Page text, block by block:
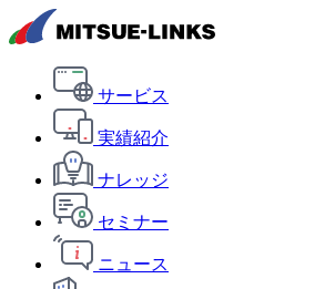
サービス
実績紹介
ナレッジ
セミナー
ニュース